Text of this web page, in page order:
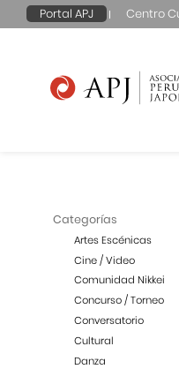
Portal APJ Centro
Categorías
Artes Escénicas
Cine / Video
Comunidad Nikkei
Concurso / Torneo
Conversatorio
Cultural
Danza